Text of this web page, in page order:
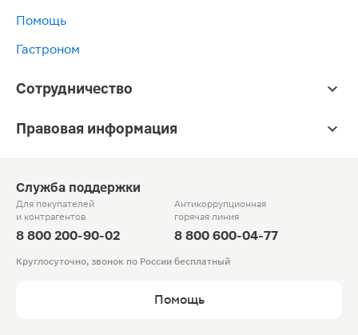
Помощь
Гастроном
Сотрудничество
Правовая информация
Служба поддержки
Для покупателей
и контрагентов
8 800 200-90-02
Антикоррупционная
горячая линия
8 800 600-04-77
Круглосуточно, звонок по России бесплатный
Помощь